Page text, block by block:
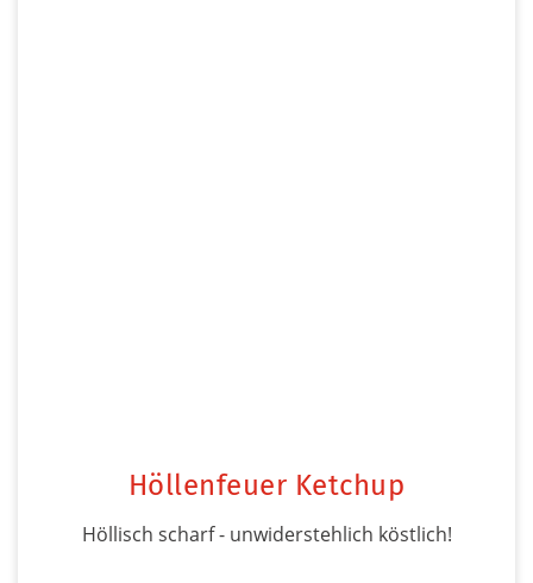
Höllenfeuer Ketchup
Höllisch scharf - unwiderstehlich köstlich!